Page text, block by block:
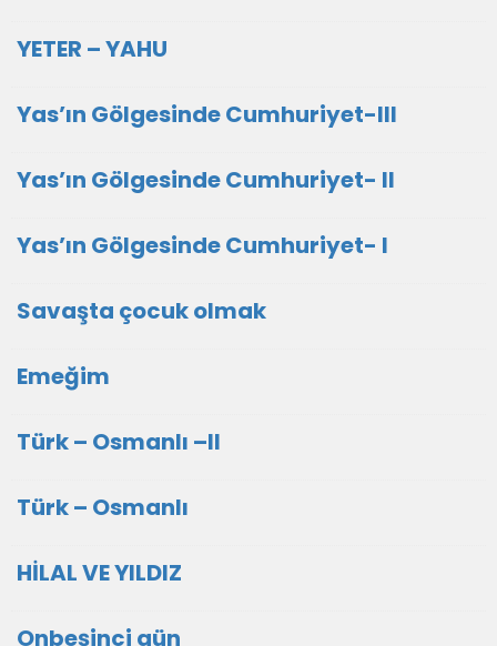
YETER – YAHU
Yas’ın Gölgesinde Cumhuriyet-III
Yas’ın Gölgesinde Cumhuriyet- II
Yas’ın Gölgesinde Cumhuriyet- I
Savaşta çocuk olmak
Emeğim
Türk – Osmanlı –II
Türk – Osmanlı
HİLAL VE YILDIZ
Onbeşinci gün